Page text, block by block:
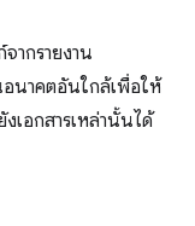
ากรายงาน
อนาคตอันใกล้เพื่อให้
เอกสารเหล่านั้นได้